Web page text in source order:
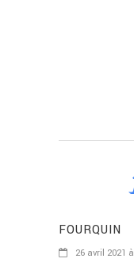
FOURQUIN
26 avril 2021